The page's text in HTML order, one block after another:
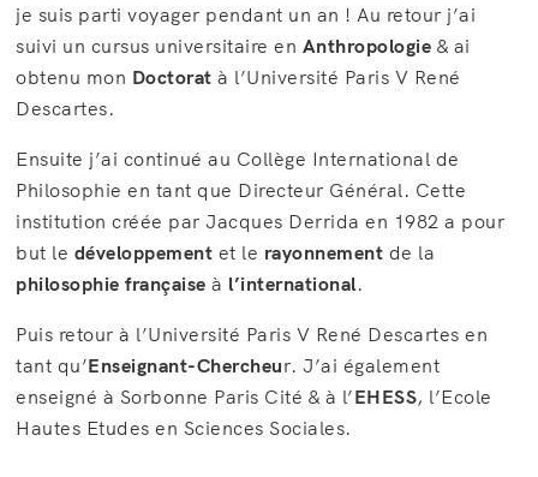
je suis parti voyager pendant un an ! Au retour j’ai
suivi un cursus universitaire en Anthropologie & ai
obtenu mon Doctorat à l’Université Paris V René
Descartes.
Ensuite j’ai continué au Collège International de
Philosophie en tant que Directeur Général. Cette
institution créée par Jacques Derrida en 1982 a pour
but le développement et le rayonnement de la
philosophie françaiseà l’international.
Puis retour à l’Université Paris V René Descartes en
tant qu’Enseignant-Chercheur. J’ai également
enseigné à Sorbonne Paris Cité & à l’EHESS, l’Ecole
Hautes Etudes en Sciences Sociales.